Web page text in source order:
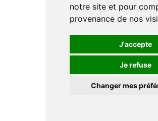
notre site et pour
provenance de nos
J'accepte
Je refuse
Changer mes